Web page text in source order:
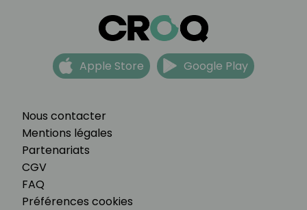
Nous contacter
Mentions légales
Partenariats
CGV
FAQ
Préférences cookies
Apple Store Google Play